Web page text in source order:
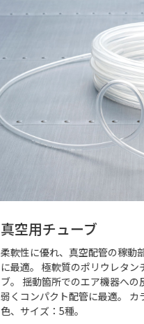
真空用チューブ
柔軟性に優れ、真空配管の稼動
に最適。 極軟質のポリウレタン
ブ。 揺動箇所でのエア機器への
弱くコンパクト配管に最適。 カ
色、サイズ：5種。